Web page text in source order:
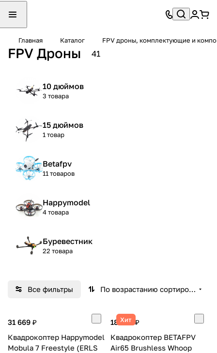
Главная Каталог FPV дроны, комплектующие и
FPV Дроны 41
10 дюймов
3 товара
15 дюймов
1 товар
Betafpv
11 товаров
Happymodel
4 товара
Буревестник
22 товара
Все фильтры
31 669 ₽
Квадрокоптер Happymodel
Mobula 7 Freestyle (ERLS
Хит
18 036 ₽
Квадрокоптер BETAFPV
Air65 Brushless Whoop